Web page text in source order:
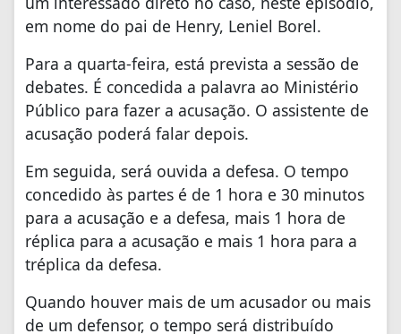
em nome do pai de Henry, Leniel Borel.
Para a quarta-feira, está prevista a sessão de
debates. É concedida a palavra ao Ministério
Público para fazer a acusação. O assistente de
acusação poderá falar depois.
Em seguida, será ouvida a defesa. O tempo
concedido às partes é de 1 hora e 30 minutos
para a acusação e a defesa, mais 1 hora de
réplica para a acusação e mais 1 hora para a
tréplica da defesa.
Quando houver mais de um acusador ou mais
de um defensor, o tempo será distribuído